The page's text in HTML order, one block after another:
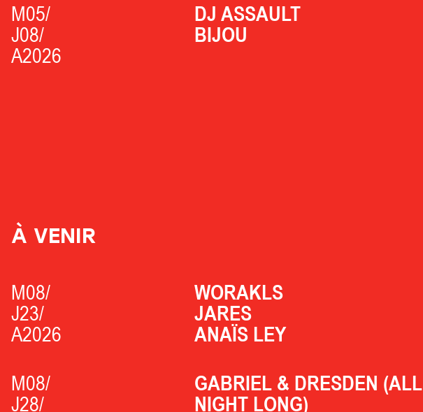
M05/
J08/
A2026
DJ ASSAULT
BIJOU
À VENIR
M08/
J23/
A2026
WORAKLS
JARES
ANAÏS LEY
M08/
J28/
GABRIEL & DRESDEN (ALL
NIGHT LONG)